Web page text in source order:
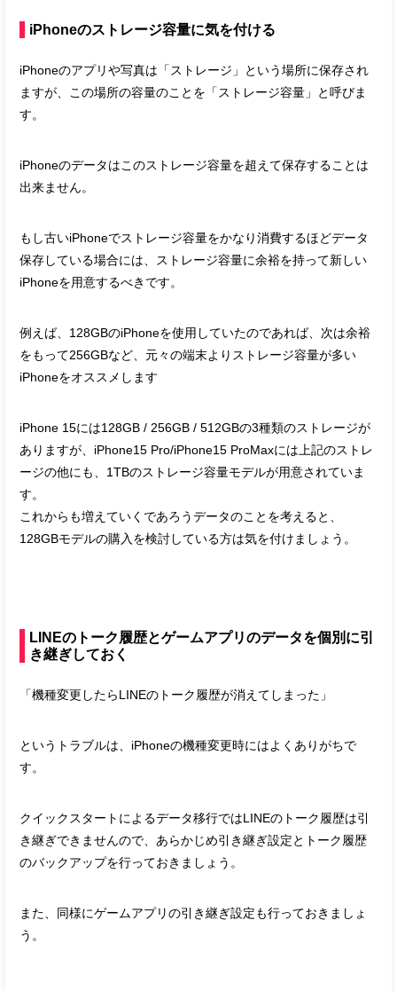
iPhoneのストレージ容量に気を付ける
iPhoneのアプリや写真は「ストレージ」という場所に保存され
ますが、この場所の容量のことを「ストレージ容量」と呼びま
す。
iPhoneのデータはこのストレージ容量を超えて保存することは
出来ません。
もし古いiPhoneでストレージ容量をかなり消費するほどデータ
保存している場合には、ストレージ容量に余裕を持って新しい
iPhoneを用意するべきです。
例えば、128GBのiPhoneを使用していたのであれば、次は余裕
をもって256GBなど、元々の端末よりストレージ容量が多い
iPhoneをオススメします
iPhone 15には128GB / 256GB / 512GBの3種類のストレージが
ありますが、iPhone15 Pro/iPhone15 ProMaxには上記のストレ
ージの他にも、1TBのストレージ容量モデルが用意されていま
す。
これからも増えていくであろうデータのことを考えると、
128GBモデルの購入を検討している方は気を付けましょう。
LINEのトーク履歴とゲームアプリのデータを個別に引
き継ぎしておく
「機種変更したらLINEのトーク履歴が消えてしまった」
というトラブルは、iPhoneの機種変更時にはよくありがちで
す。
クイックスタートによるデータ移行ではLINEのトーク履歴は引
き継ぎできませんので、あらかじめ引き継ぎ設定とトーク履歴
のバックアップを行っておきましょう。
また、同様にゲームアプリの引き継ぎ設定も行っておきましょ
う。